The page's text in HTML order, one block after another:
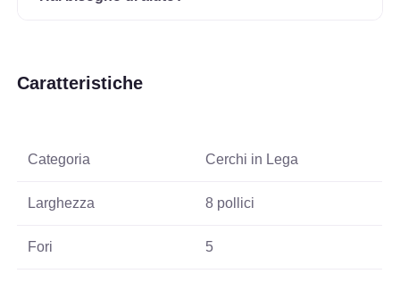
Caratteristiche
Categoria Cerchi in Lega
Larghezza 8 pollici
Fori 5